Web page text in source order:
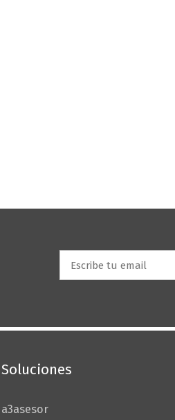
Soluciones
a3asesor